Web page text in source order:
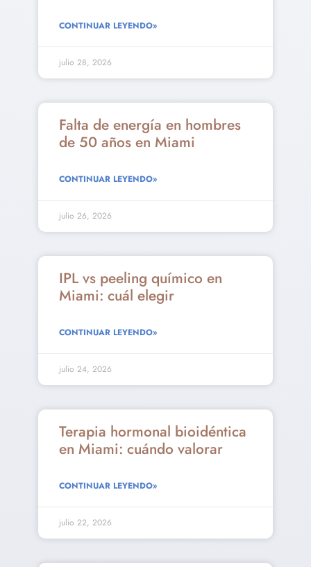
CONTINUAR LEYENDO»
julio 28, 2026
Falta de energía en hombres
de 50 años en Miami
CONTINUAR LEYENDO»
julio 26, 2026
IPL vs peeling químico en
Miami: cuál elegir
CONTINUAR LEYENDO»
julio 24, 2026
Terapia hormonal bioidéntica
en Miami: cuándo valorar
CONTINUAR LEYENDO»
julio 22, 2026